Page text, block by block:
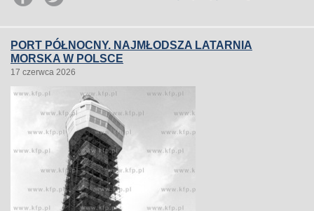
PORT PÓŁNOCNY. NAJMŁODSZA LATARNIA
MORSKA W POLSCE
17 czerwca 2026